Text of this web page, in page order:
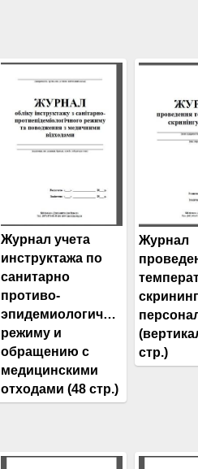
Журнал учета
инструктажа по
санитарно
противо-
эпидемиологическому
режиму и
обращению с
медицинскими
отходами (48 стр.)
Журнал
стр.)